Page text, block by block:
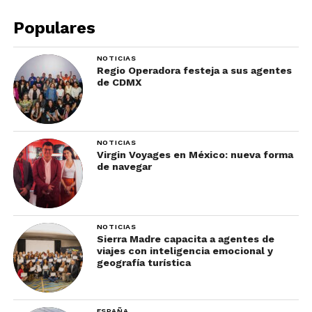
Errores comunes al viajar a Costa Rica
Independientemente de si lo haces directamente
con el hotel o a través de un sitio como
Booking.com, muchos alojamientos de Costa Rica
te piden la tarjeta con la que hiciste tu reserva por
razones de seguridad. Así que si no llevas la tarjeta
Populares
NOTICIAS
Regio Operadora festeja a sus agentes
de CDMX
NOTICIAS
Virgin Voyages en México: nueva forma
de navegar
NOTICIAS
Sierra Madre capacita a agentes de
viajes con inteligencia emocional y
geografía turística